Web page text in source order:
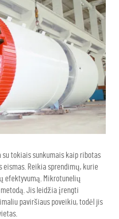
tokiais sunkumais kaip ribotas
eismas. Reikia sprendimų, kurie
efektyvumą. Mikrotunelių
Jis leidžia įrengti
paviršiaus poveikiu, todėl jis